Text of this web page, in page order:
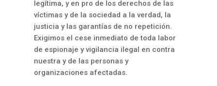
legítima, y en pro de los derechos de las
víctimas y de la sociedad a la verdad, la
justicia y las garantías de no repetición.
Exigimos el cese inmediato de toda labor
de espionaje y vigilancia ilegal en contra
nuestra y de las personas y
organizaciones afectadas.